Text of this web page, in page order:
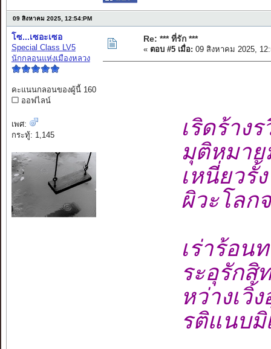
09 สิงหาคม 2025, 12:54:PM
โซ...เซอะเซอ
Special Class LV5
นักกลอนแห่งเมืองหลวง
คะแนนกลอนของผู้นี้ 160
ออฟไลน์
เพศ:
กระทู้: 1,145
Re: *** ที่รัก ***
« ตอบ #5 เมื่อ: 09 สิงหาคม 2025,
เริดร้าง
มุติหมา
เหนี่ยวรั้
ผิวะโลก
เร่าร้อน
ระอุรักสิ
หว่างเวิ้
รติแนบ